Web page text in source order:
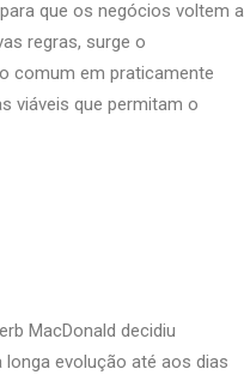
que os negócios voltem a
regras, surge o
comum em praticamente
viáveis que permitam o
MacDonald decidiu
evolução até aos dias